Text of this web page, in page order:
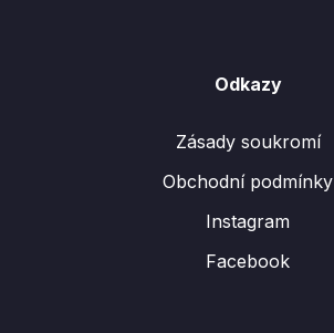
Odkazy
Zásady soukromí
Obchodní podmínky
Instagram
Facebook